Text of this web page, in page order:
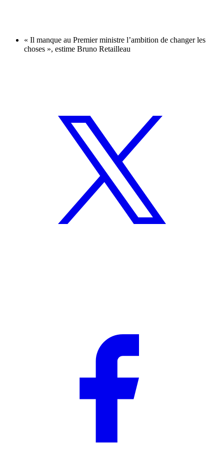
« Il manque au Premier ministre l’ambition de changer les
choses », estime Bruno Retailleau